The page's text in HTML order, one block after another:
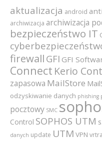
aktualizacja android
archiwizacja archiwizacja
bezpieczeństwo IT
firewall GFI GFI
Connect Kerio
zapasowa MailStore
odzyskiwanie danych phishing
pocztowy SMC
Control SOPHOS UTM
danych update UTM VPN